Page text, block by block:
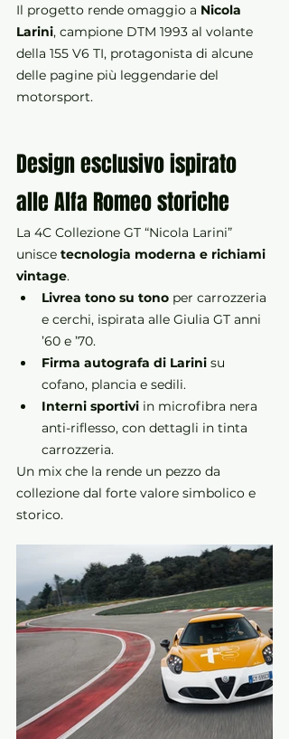
Il progetto rende omaggio a Nicola
Larini, campione DTM 1993 al volante
della 155 V6 TI, protagonista di alcune
delle pagine più leggendarie del
motorsport.
Design esclusivo ispirato
alle Alfa Romeo storiche
La 4C Collezione GT “Nicola Larini”
unisce tecnologia moderna e richiami
vintage.
Livrea tono su tono per carrozzeria
e cerchi, ispirata alle Giulia GT anni
’60 e ’70.
Firma autografa di Larini su
cofano, plancia e sedili.
Interni sportivi in microfibra nera
anti-riflesso, con dettagli in tinta
carrozzeria.
Un mix che la rende un pezzo da
collezione dal forte valore simbolico e
storico.